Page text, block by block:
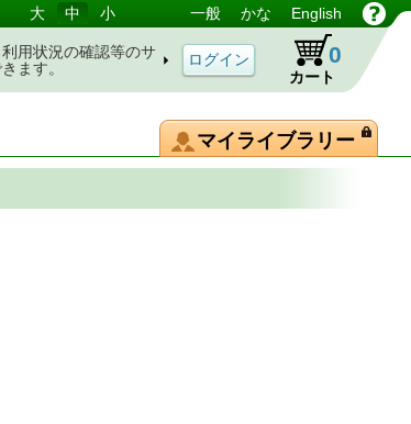
大 中 小 一般 かな English
用状況の確認等のサ
ます。
カート
0
マイライブラリー